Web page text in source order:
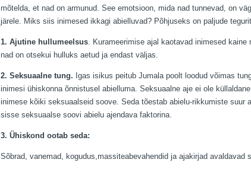
mõtelda, et nad on armunud. See emotsioon, mida nad tunnevad, on
järele. Miks siis inimesed ikkagi abielluvad? Põhjuseks on paljude
1. Ajutine hullumeelsus. Kurameerimise ajal kaotavad inimesed
nad on otsekui hulluks aetud ja endast väljas.
2. Seksuaalne tung. Igas isikus peitub Jumala poolt loodud võimas
inimesi ühiskonna õnnistusel abielluma. Seksuaalne aje ei ole
inimese kõiki seksuaalseid soove. Seda tõestab abielu-rikkumiste suur
sisse seksuaalse soovi abielu ajendava faktorina.
3. Ühiskond ootab seda:
Sõbrad, vanemad, kogudus,massiteabevahendid ja ajakirjad avaldavad